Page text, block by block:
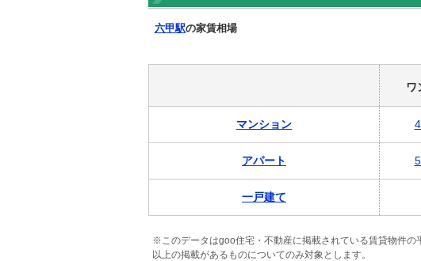
六甲駅の家賃相場
ワ
マンション
アパート
一戸建て
※このデータはgoo住宅・不動産に掲載されている賃貸物件
以上の掲載があるものについてのみ対象とします。